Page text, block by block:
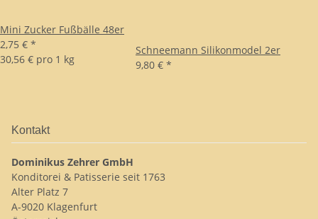
Mini Zucker Fußbälle 48er
2,75 € *
30,56 € pro 1 kg
Schneemann Silikonmodel 2er
9,80 € *
Kontakt
Dominikus Zehrer GmbH
Konditorei & Patisserie seit 1763
Alter Platz 7
A-9020 Klagenfurt